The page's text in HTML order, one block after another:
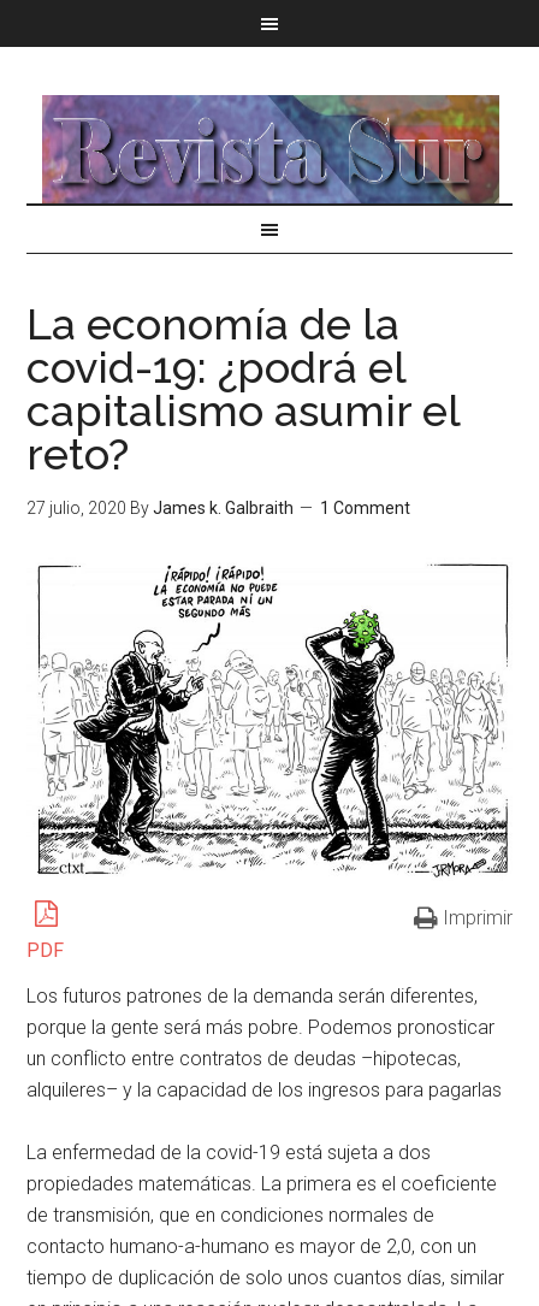
La economía de la
covid-19: ¿podrá el
capitalismo asumir el
reto?
27 julio, 2020 ByJames k. Galbraith 1 Comment
PDF
Imprimir
Los futuros patrones de la demanda serán diferentes,
porque la gente será más pobre. Podemos pronosticar
un conflicto entre contratos de deudas –hipotecas,
alquileres– y la capacidad de los ingresos para pagarlas
La enfermedad de la covid-19 está sujeta a dos
propiedades matemáticas. La primera es el coeficiente
de transmisión, que en condiciones normales de
contacto humano-a-humano es mayor de 2,0, con un
tiempo de duplicación de solo unos cuantos días, similar